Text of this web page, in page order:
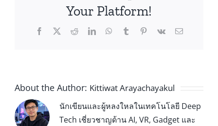
Your Platform!
About the Author: Kittiwat Arayachayakul
นักเขียนและผู้หลงใหลในเทคโนโลยี Deep
Tech เชี่ยวชาญด้าน AI, VR, Gadget และ